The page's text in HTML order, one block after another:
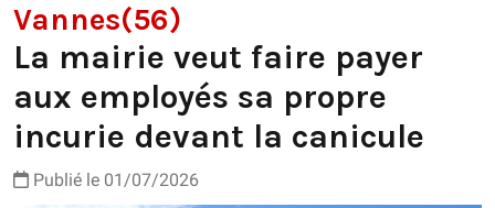
Vannes(56)
La mairie veut faire payer
aux employés sa propre
incurie devant la canicule
Publié le 01/07/2026